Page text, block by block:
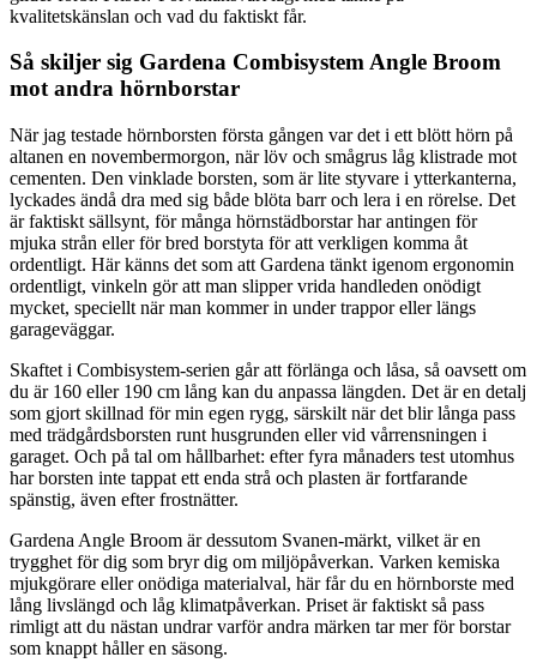
kvalitetskänslan och vad du faktiskt får.
Så skiljer sig Gardena Combisystem Angle Broom
mot andra hörnborstar
När jag testade hörnborsten första gången var det i ett blött hörn på
altanen en novembermorgon, när löv och smågrus låg klistrade mot
cementen. Den vinklade borsten, som är lite styvare i ytterkanterna,
lyckades ändå dra med sig både blöta barr och lera i en rörelse. Det
är faktiskt sällsynt, för många hörnstädborstar har antingen för
mjuka strån eller för bred borstyta för att verkligen komma åt
ordentligt. Här känns det som att Gardena tänkt igenom ergonomin
ordentligt, vinkeln gör att man slipper vrida handleden onödigt
mycket, speciellt när man kommer in under trappor eller längs
garageväggar.
Skaftet i Combisystem-serien går att förlänga och låsa, så oavsett om
du är 160 eller 190 cm lång kan du anpassa längden. Det är en detalj
som gjort skillnad för min egen rygg, särskilt när det blir långa pass
med trädgårdsborsten runt husgrunden eller vid vårrensningen i
garaget. Och på tal om hållbarhet: efter fyra månaders test utomhus
har borsten inte tappat ett enda strå och plasten är fortfarande
spänstig, även efter frostnätter.
Gardena Angle Broom är dessutom Svanen-märkt, vilket är en
trygghet för dig som bryr dig om miljöpåverkan. Varken kemiska
mjukgörare eller onödiga materialval, här får du en hörnborste med
lång livslängd och låg klimatpåverkan. Priset är faktiskt så pass
rimligt att du nästan undrar varför andra märken tar mer för borstar
som knappt håller en säsong.